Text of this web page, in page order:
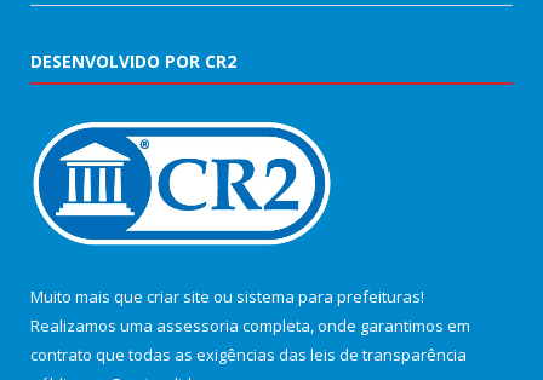
DESENVOLVIDO POR CR2
Muito mais que criar site ou sistema para prefeituras!
Realizamos uma assessoria completa, onde garantimos em
contrato que todas as exigências das leis de transparência